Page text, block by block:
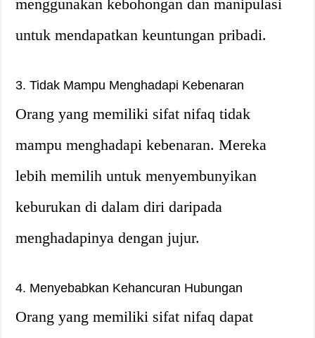
menggunakan kebohongan dan manipulasi
untuk mendapatkan keuntungan pribadi.
3. Tidak Mampu Menghadapi Kebenaran
Orang yang memiliki sifat nifaq tidak
mampu menghadapi kebenaran. Mereka
lebih memilih untuk menyembunyikan
keburukan di dalam diri daripada
menghadapinya dengan jujur.
4. Menyebabkan Kehancuran Hubungan
Orang yang memiliki sifat nifaq dapat